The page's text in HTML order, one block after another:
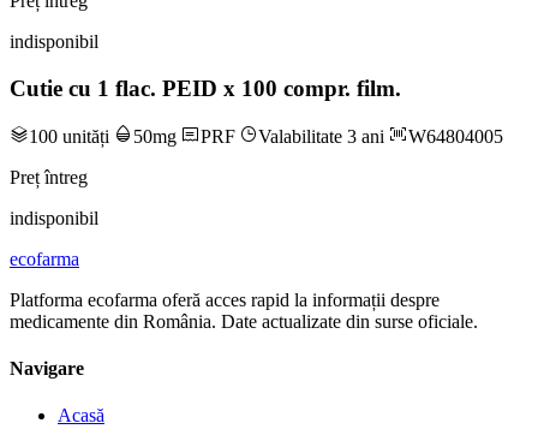
indisponibil
Cutie cu 1 flac. PEID x 100 compr. film.
100 unități 50mg PRF Valabilitate 3 ani
W64804005
Preț întreg
indisponibil
ecofarma
Platforma ecofarma oferă acces rapid la informații despre
medicamente din România. Date actualizate din surse oficiale.
Navigare
Acasă